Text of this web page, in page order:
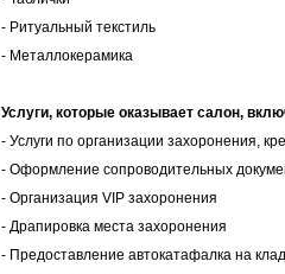
- Ритуальный текстиль
- Металлокерамика
Услуги, которые оказывает салон,
- Услуги по организации захоронения,
- Оформление сопроводительных
- Организация VIP захоронения
- Драпировка места захоронения
- Предоставление автокатафалка на